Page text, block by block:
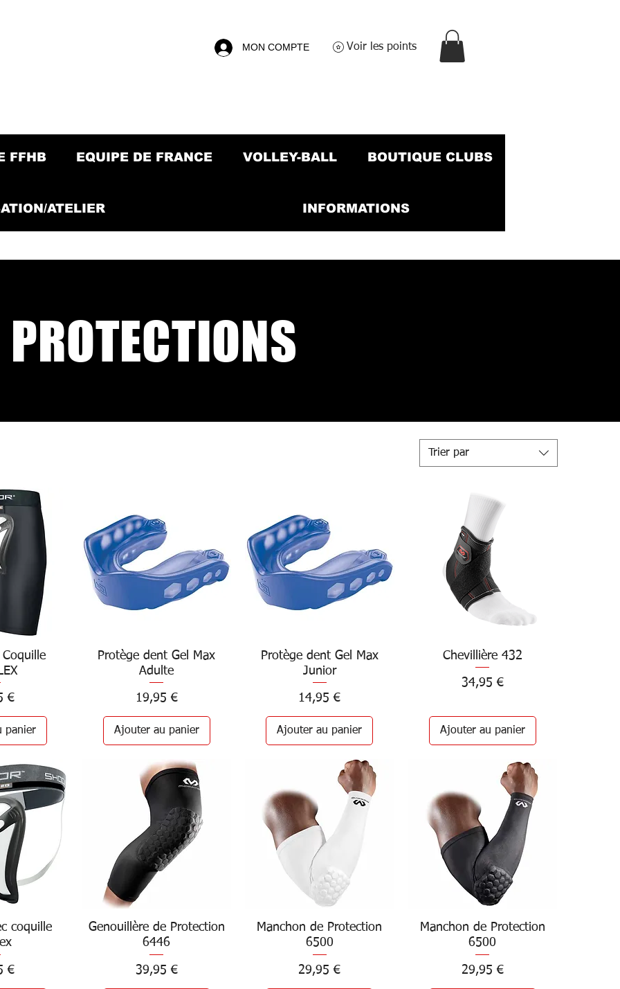
MON COMPTE Voir les points
FFHB EQUIPE DE FRANCE VOLLEY-BALL BOUTIQUE CLUBS
ATELIER INFORMATIONS
PROTECTIONS
Trier par
€
panier
Aperçu rapide
Protège dent Gel Max
Adulte
Prix
19,95 €
Ajouter au panier
Aperçu rapide
Protège dent Gel Max
Junior
Prix
14,95 €
Ajouter au panier
Aperçu rapide
Chevillière 432
Prix
34,95 €
Ajouter au panier
coquille
€
Aperçu rapide
Genouillère de Protection
6446
Prix
39,95 €
Aperçu rapide
Manchon de Protection
6500
Prix
29,95 €
Aperçu rapide
Manchon de Protection
6500
Prix
29,95 €